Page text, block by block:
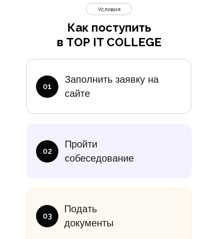
Подать
документы
Пройти
собеседование
Заполнить заявку на
сайте
Как поступить
в TOP IT COLLEGE
Условия
01
02
03